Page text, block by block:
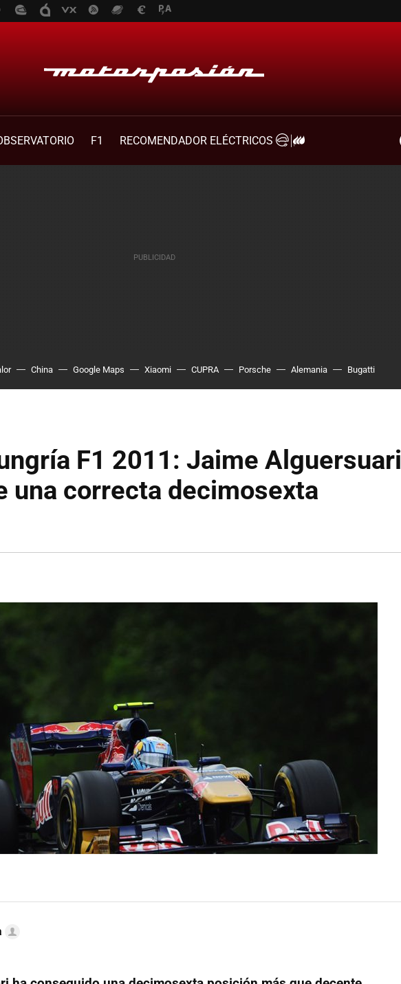
F1
RECOMENDADOR ELÉCTRICOS
China Google Maps Xiaomi CUPRA Porsche Alemania Bugatti
F1 2011: Jaime Alguersuari
una correcta decimosexta